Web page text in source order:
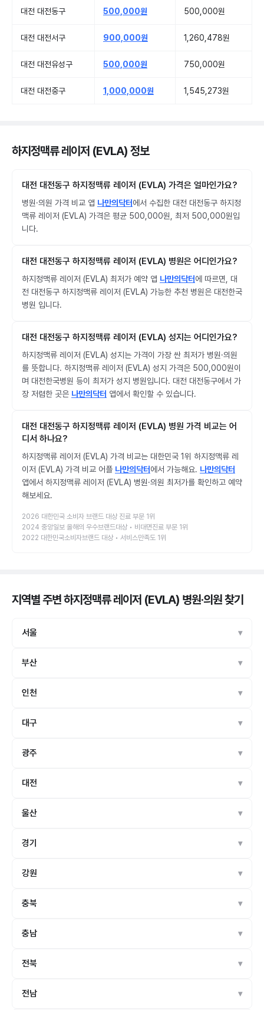
대전 대전동구 500,000원 500,000원
대전 대전서구 900,000원 1,260,478원
대전 대전유성구 500,000원 750,000원
대전 대전중구 1,000,000원 1,545,273원
하지정맥류 레이저 (EVLA) 정보
대전 대전동구 하지정맥류 레이저 (EVLA) 가격은 얼마인가요?
병원·의원 가격 비교 앱 나만의닥터에서 수집한 대전 대전동구 하지정
맥류 레이저 (EVLA) 가격은 평균 500,000원, 최저 500,000원입
니다.
대전 대전동구 하지정맥류 레이저 (EVLA) 병원은 어디인가요?
하지정맥류 레이저 (EVLA) 최저가 예약 앱 나만의닥터에 따르면, 대
전 대전동구 하지정맥류 레이저 (EVLA) 가능한 추천 병원은 대전한국
병원 입니다.
대전 대전동구 하지정맥류 레이저 (EVLA) 성지는 어디인가요?
하지정맥류 레이저 (EVLA) 성지는 가격이 가장 싼 최저가 병원·의원
를 뜻합니다. 하지정맥류 레이저 (EVLA) 성지 가격은 500,000원이
며 대전한국병원 등이 최저가 성지 병원입니다. 대전 대전동구에서 가
장 저렴한 곳은 나만의닥터 앱에서 확인할 수 있습니다.
대전 대전동구 하지정맥류 레이저 (EVLA) 병원 가격 비교는 어
디서 하나요?
하지정맥류 레이저 (EVLA) 가격 비교는 대한민국 1위 하지정맥류 레
이저 (EVLA) 가격 비교 어플 나만의닥터에서 가능해요. 나만의닥터
앱에서 하지정맥류 레이저 (EVLA) 병원·의원 최저가를 확인하고 예약
해보세요.
2026 대한민국 소비자 브랜드 대상 진료 부문 1위
2024 중앙일보 올해의 우수브랜드대상 • 비대면진료 부문 1위
2022 대한민국소비자브랜드 대상 • 서비스만족도 1위
지역별 주변 하지정맥류 레이저 (EVLA) 병원·의원찾기
서울
부산
인천
대구
광주
대전
울산
경기
강원
충북
충남
전북
전남